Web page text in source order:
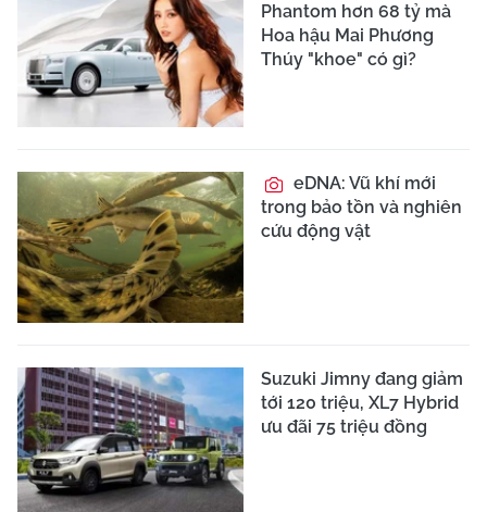
Phantom hơn 68 tỷ mà
Hoa hậu Mai Phương
Thúy "khoe" có gì?
eDNA: Vũ khí mới
trong bảo tồn và nghiên
cứu động vật
Suzuki Jimny đang giảm
tới 120 triệu, XL7 Hybrid
ưu đãi 75 triệu đồng